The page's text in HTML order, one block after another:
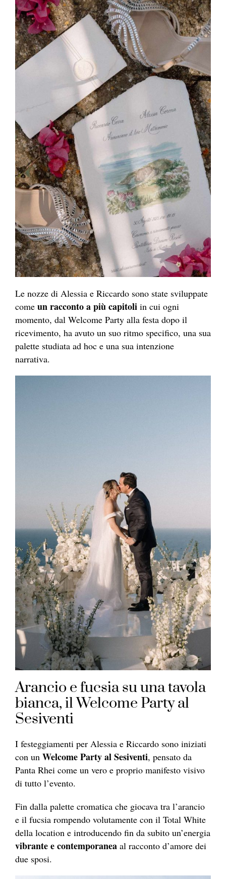
Le nozze di Alessia e Riccardo sono state sviluppate
come un racconto a più capitoli in cui ogni
momento, dal Welcome Party alla festa dopo il
ricevimento, ha avuto un suo ritmo specifico, una sua
palette studiata ad hoc e una sua intenzione
narrativa.
Arancio e fucsia su una tavola
bianca, il Welcome Party al
Sesiventi
I festeggiamenti per Alessia e Riccardo sono iniziati
con un Welcome Party al Sesiventi, pensato da
Panta Rhei come un vero e proprio manifesto visivo
di tutto l’evento.
Fin dalla palette cromatica che giocava tra l’arancio
e il fucsia rompendo volutamente con il Total White
della location e introducendo fin da subito un’energia
vibrante e contemporanea al racconto d’amore dei
due sposi.